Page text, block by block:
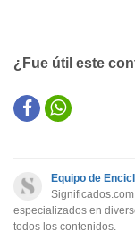
¿Fue útil este
Este contenido
Otro
Equipo de
especializados en
todos los contenidos.